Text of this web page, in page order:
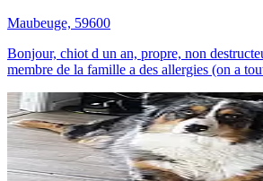
Maubeuge, 59600
Bonjour, chiot d un an, propre, non
membre de la famille a des allergies (on a